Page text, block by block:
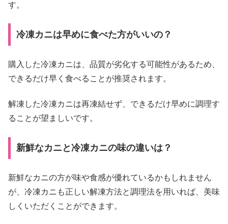
す。
冷凍カニは早めに食べた方がいいの？
購入した冷凍カニは、品質が劣化する可能性があるため、
できるだけ早く食べることが推奨されます。
解凍した冷凍カニは再凍結せず、できるだけ早めに調理す
ることが望ましいです。
新鮮なカニと冷凍カニの味の違いは？
新鮮なカニの方が味や食感が優れているかもしれません
が、冷凍カニも正しい解凍方法と調理法を用いれば、美味
しくいただくことができます。